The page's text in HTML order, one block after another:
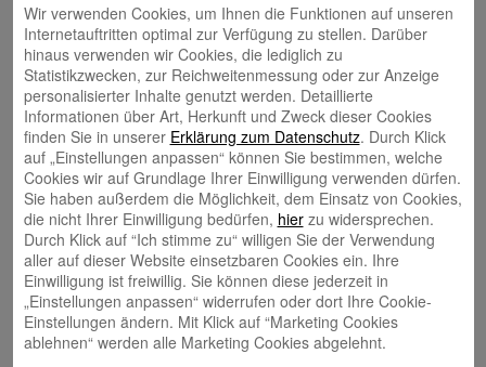
Tina Blatz-Ruhnau
Annette Butzke
Wir verwenden Cookies, um Ihnen die Funktionen auf unseren
Internetauftritten optimal zur Verfügung zu stellen. Darüber
hinaus verwenden wir Cookies, die lediglich zu
Statistikzwecken, zur Reichweitenmessung oder zur Anzeige
personalisierter Inhalte genutzt werden. Detaillierte
Informationen über Art, Herkunft und Zweck dieser Cookies
finden Sie in unserer Erklärung zum Datenschutz. Durch Klick
auf „Einstellungen anpassen“ können Sie bestimmen, welche
Cookies wir auf Grundlage Ihrer Einwilligung verwenden dürfen.
Sie haben außerdem die Möglichkeit, dem Einsatz von Cookies,
die nicht Ihrer Einwilligung bedürfen, hierzu widersprechen.
Durch Klick auf “Ich stimme zu“ willigen Sie der Verwendung
aller auf dieser Website einsetzbaren Cookies ein. Ihre
Einwilligung ist freiwillig. Sie können diese jederzeit in
„Einstellungen anpassen“ widerrufen oder dort Ihre Cookie-
Einstellungen ändern. Mit Klick auf “Marketing Cookies
ablehnen“ werden alle Marketing Cookies abgelehnt.